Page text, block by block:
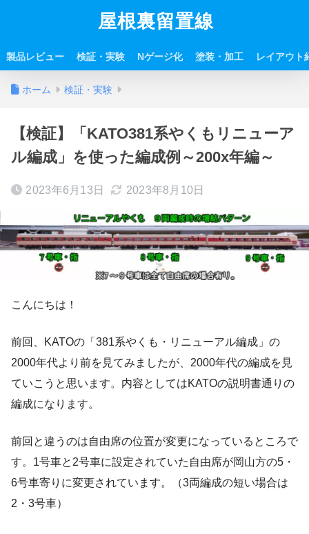
屋根裏留置線
製品レビュー 検証・実験 Nゲージ化 塗装・加工 レイアウト
ホーム 検証・実験
【検証】「KATO381系やくもリニューア
ル編成」を使った編成例～200x年編～
2023年6月13日 2023年8月10日
こんにちは！
前回、KATOの「381系やくも・リニューアル編成」の
2000年代より前を見てみましたが、2000年代の編成を見
ていこうと思います。内容としてはKATOの説明書通りの
編成になります。
前回と違うのは自由席の位置が変更になっているところで
す。1号車と2号車に設定されていた自由席が岡山方の5・
6号車寄りに変更されています。（3両編成の短い場合は
2・3号車）